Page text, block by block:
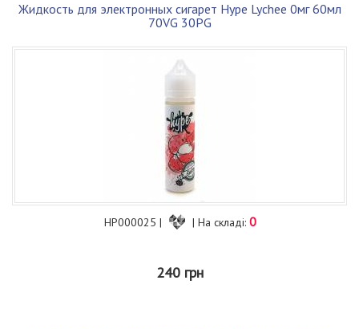
Жидкость для электронных сигарет Hype Lychee 0мг 60мл
70VG 30PG
HP000025 | | На складі: 0
240 грн